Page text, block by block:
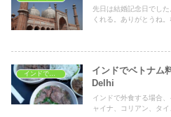
先日は結婚記念日でし
くれる。ありがとうね
インドでレストラン
インドでベトナム
Delhi
インドで外食する場合
ャイナ、コリアン、タイ